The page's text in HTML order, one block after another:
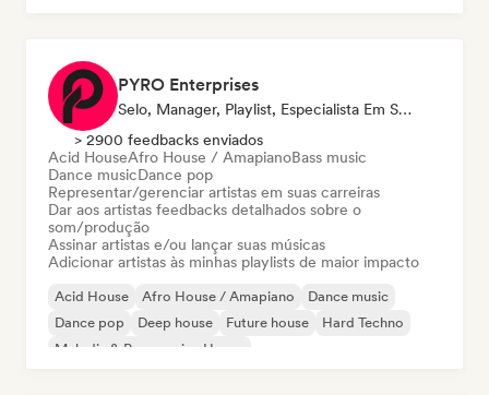
PYRO Enterprises
Selo, Manager, Playlist, Especialista Em Som
> 2900 feedbacks enviados
Acid HouseAfro House / AmapianoBass music
Dance musicDance pop
Representar/gerenciar artistas em suas carreiras
Dar aos artistas feedbacks detalhados sobre o
som/produção
Assinar artistas e/ou lançar suas músicas
Adicionar artistas às minhas playlists de maior impacto
Acid House Afro House / Amapiano
Dance music
Dance pop
Deep house Future house
Hard Techno
Melodic & Progressive House